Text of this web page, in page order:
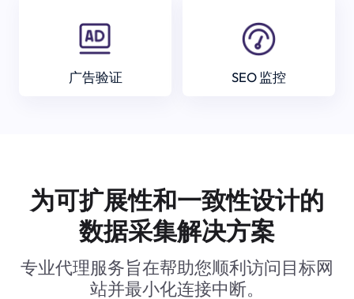
广告验证 SEO 监控
为可扩展性和一致性设计的
数据采集解决方案
专业代理服务旨在帮助您顺利访问目标网
站并最小化连接中断。